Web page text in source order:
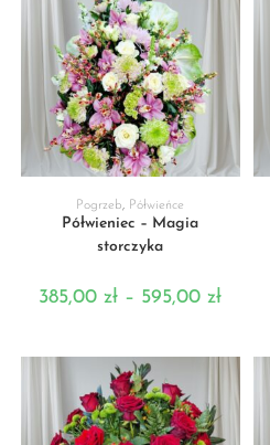
WYBIERZ OPCJE
Pogrzeb, Półwieńce
Półwieniec – Magia
storczyka
385,00zł – 595,00zł